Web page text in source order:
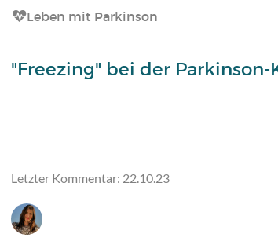
Leben mit Parkinson
"Freezing" bei der
Letzter Kommentar: 22.10.23